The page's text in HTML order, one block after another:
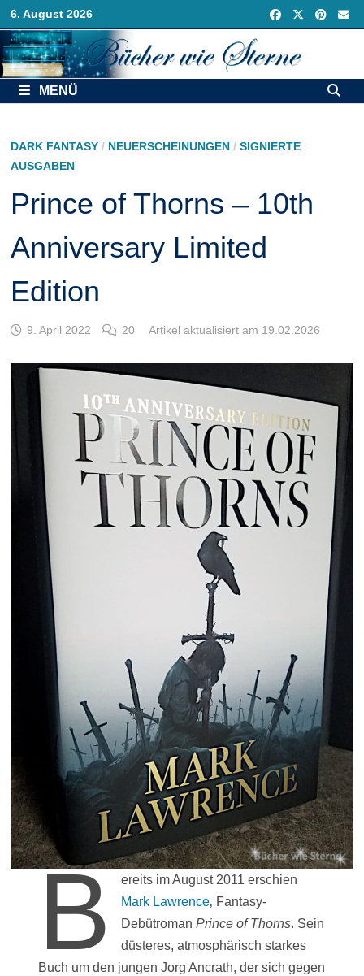
Zurück
zum
Inhalt
6. August 2026
MENÜ
DARK FANTASY/ NEUERSCHEINUNGEN/ SIGNIERTE
AUSGABEN
Prince of Thorns – 10th
Anniversary Limited
Edition
9. April 2022 20 Artikel aktualisiert am 19.02.2026
B
ereits im August 2011 erschien
Mark Lawrence‚ Fantasy-
DebütromanPrince of Thorns. Sein
düsteres, atmosphärisch starkes
Buch um den jungen Jorg Ancrath, der sich gegen